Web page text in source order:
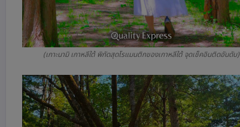
(เกาะนามิ เกาหลีใต้ พิกัดสุดโรแมนติกของเกาหลีใต้ จุดเช็คอินติดอันดับ)